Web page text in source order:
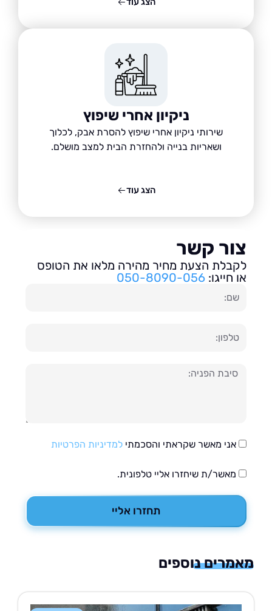
ניקיון אחרי שיפוץ
שירותי ניקיון אחרי שיפוץ להסרת אבק, לכלוך
ושאריות בנייה ולהחזרת הבית למצב מושלם.
קשר
הצעת מחיר מהירה מלאו את הטופס
חייגו:050-8090-056
אני מאשר שקראתי והסכמתילמדיניות הפרטיות
מאשר/ת שיחזרו אליי טלפונית.
תחזרו אליי
נוספים